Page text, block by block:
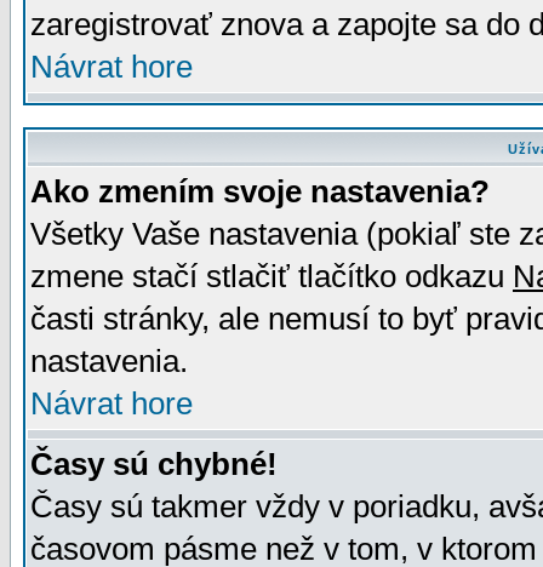
zaregistrovať znova a zapojte sa do
Návrat hore
Ako zmením svoje nastavenia?
Všetky Vaše nastavenia (pokiaľ ste
zmene stačí stlačiť tlačítko odkazu
časti stránky, ale nemusí to byť
nastavenia.
Návrat hore
Časy sú chybné!
Časy sú takmer vždy v poriadku,
časovom pásme než v tom, v